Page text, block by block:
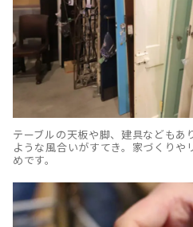
テーブルの天板や脚、建具などもあ
ような風合いがすてき。家づくり
めです。